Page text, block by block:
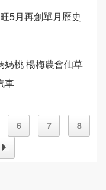
5月再創單月歷史
媽桃 楊梅農會仙草
車
6 7
8